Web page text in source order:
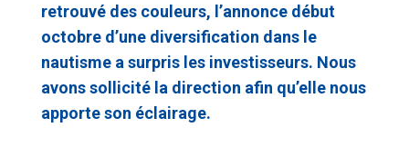
retrouvé des couleurs, l’annonce début
octobred’une diversification dans le
nautisme a surpris les investisseurs. Nous
avons sollicité la direction afin qu’elle nous
apporte son éclairage.